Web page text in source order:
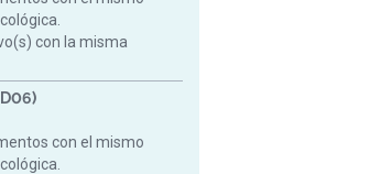
con la misma
con el mismo